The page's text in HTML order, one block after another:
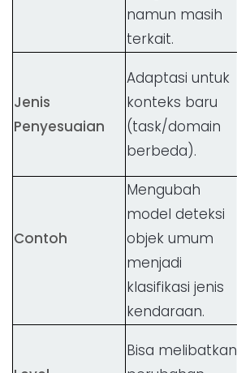
namun masih
terkait.
Jenis
Penyesuaian
Adaptasi untuk
konteks baru
(task/domain
berbeda).
Contoh
Mengubah
model deteksi
objek umum
menjadi
klasifikasi jenis
kendaraan.
Bisa melibatkan